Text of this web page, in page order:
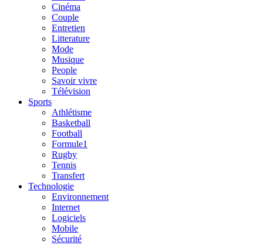
Cinéma
Couple
Entretien
Litterature
Mode
Musique
People
Savoir vivre
Télévision
Sports
Athlétisme
Basketball
Football
Formule1
Rugby
Tennis
Transfert
Technologie
Environnement
Internet
Logiciels
Mobile
Sécurité